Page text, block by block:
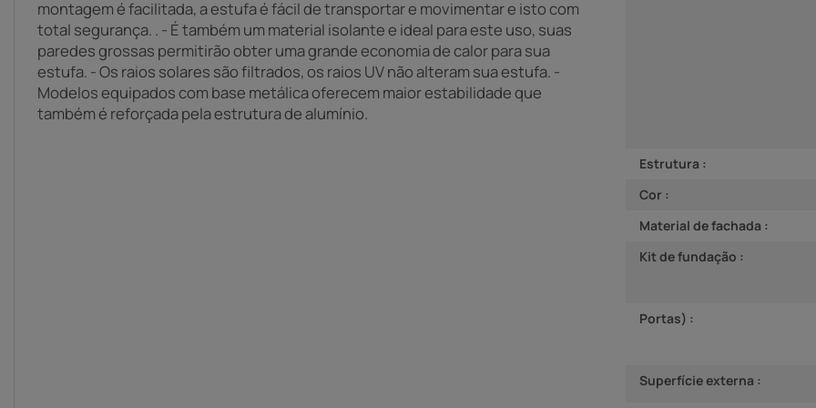
montagem é facilitada, a estufa é fácil de transportar e movimentar e isto com
total segurança. . - É também um material isolante e ideal para este uso, suas
paredes grossas permitirão obter uma grande economia de calor para sua
estufa. - Os raios solares são filtrados, os raios UV não alteram sua estufa. -
Modelos equipados com base metálica oferecem maior estabilidade que
também é reforçada pela estrutura de alumínio.
Estrutura :
Cor :
Material de fachada :
Kit de fundação :
Portas) :
Superfície externa :